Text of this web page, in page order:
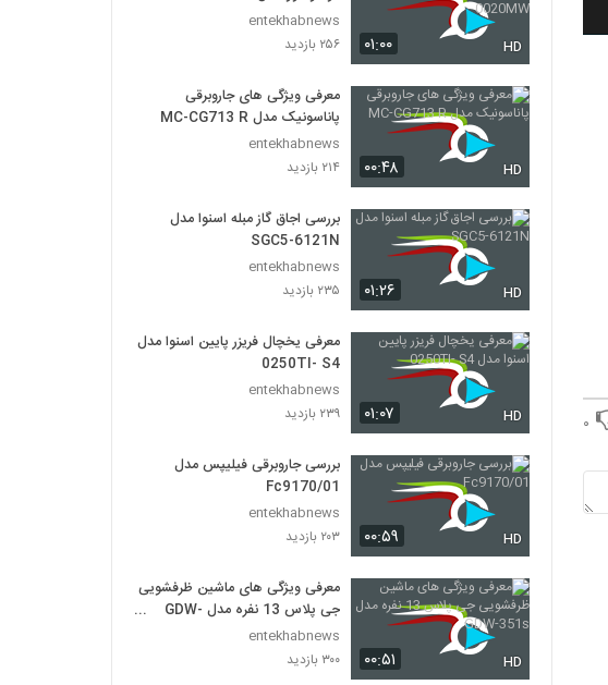
۰
۰۱:۰۰ HD
entekhabnews
۲۵۶ بازدید
۰۰:۴۸ HD
معرفی ویژگی های جاروبرقی
پاناسونیک مدل MC-CG713 R
entekhabnews
۲۱۴ بازدید
۰۱:۲۶ HD
بررسی اجاق گاز مبله اسنوا مدل
SGC5-6121N
entekhabnews
۲۳۵ بازدید
۰۱:۰۷ HD
معرفی یخچال فریزر پایین اسنوا مدل
0250TI- S4
entekhabnews
۲۳۹ بازدید
۰۰:۵۹ HD
بررسی جاروبرقی فیلیپس مدل
Fc9170/01
entekhabnews
۲۰۳ بازدید
۰۰:۵۱ HD
معرفی ویژگی های ماشین ظرفشویی
جی پلاس 13 نفره مدل GDW-
351s
entekhabnews
۳۰۰ بازدید